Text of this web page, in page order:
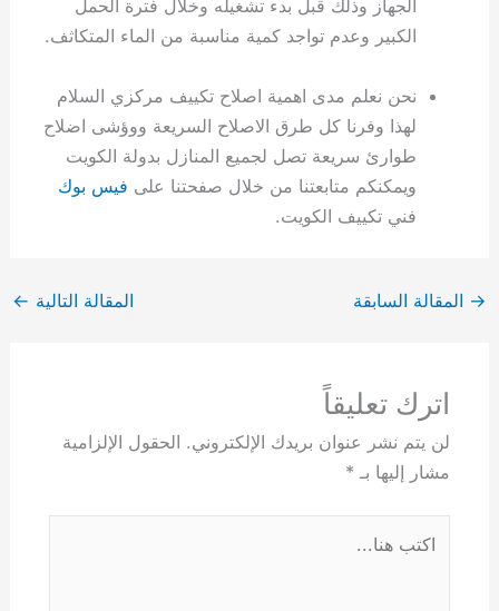
الجهاز وذلك قبل بدء تشغيله وخلال فترة الحمل
الكبير وعدم تواجد كمية مناسبة من الماء المتكاثف.
نحن نعلم مدى اهمية اصلاح تكييف مركزي السلام
لهذا وفرنا كل طرق الاصلاح السريعة ووؤشى اضلاح
طوارئ سريعة تصل لجميع المنازل بدولة الكويت
ويمكنكم متابعتنا من خلال صفحتنا على فيس بوك
فني تكييف الكويت.
→ المقالة السابقة المقالة التالية ←
اترك تعليقاً
لن يتم نشر عنوان بريدك الإلكتروني. الحقول الإلزامية
مشار إليها بـ *
هنا...